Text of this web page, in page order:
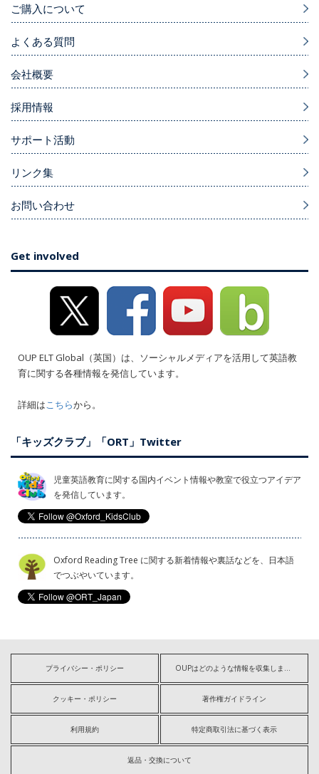
ご購入について
よくある質問
会社概要
採用情報
サポート活動
リンク集
お問い合わせ
Get involved
OUP ELT Global（英国）は、ソーシャルメディアを活用して英語教
育に関する各種情報を発信しています。
詳細はこちらから。
「キッズクラブ」「ORT」Twitter
児童英語教育に関する国内イベント情報や教室で役立つアイデア
を発信しています。
Oxford Reading Tree に関する新着情報や裏話などを、日本語
でつぶやいています。
プライバシー・ポリシー OUPはどのような情報を収集しますか?
クッキー・ポリシー 著作権ガイドライン
利用規約 特定商取引法に基づく表示
返品・交換について